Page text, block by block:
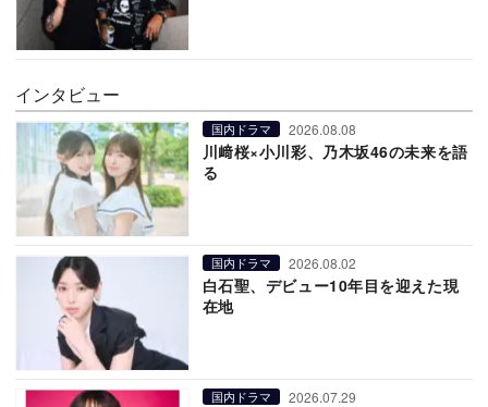
インタビュー
国内ドラマ 2026.08.08
川﨑桜×小川彩、乃木坂46の未来を語
る
国内ドラマ 2026.08.02
白石聖、デビュー10年目を迎えた現
在地
国内ドラマ 2026.07.29